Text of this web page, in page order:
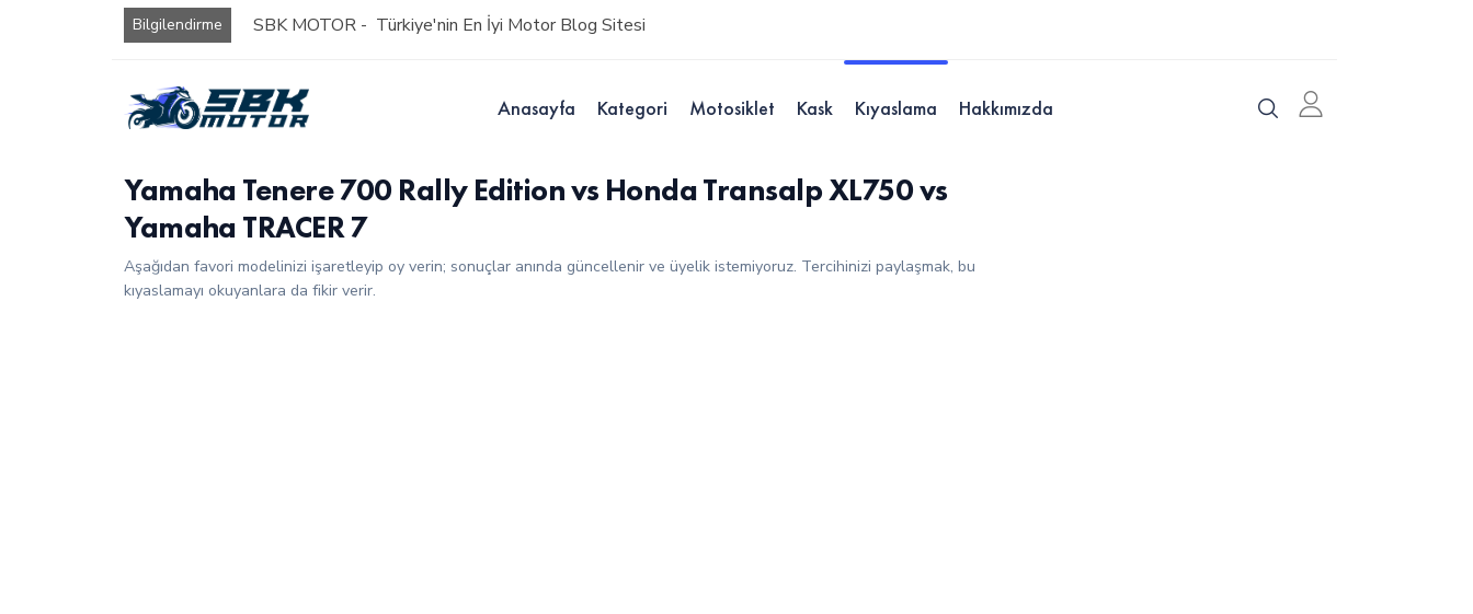
Bilgilendirme SBK MOTOR - Türkiye'nin En İyi Motor Blog Sitesi
Anasayfa Kategori Motosiklet Kask Kıyaslama Hakkımızda
Yamaha Tenere 700 Rally Edition vs Honda Transalp XL750 vs
Yamaha TRACER 7
Aşağıdan favori modelinizi işaretleyip oy verin; sonuçlar anında güncellenir ve üyelik istemiyoruz. Tercihinizi paylaşmak, bu
kıyaslamayı okuyanlara da fikir verir.